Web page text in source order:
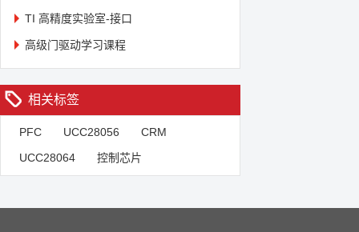
TI 高精度实验室-接口
高级门驱动学习课程
相关标签
PFC UCC28056
CRM
UCC28064
控制芯片